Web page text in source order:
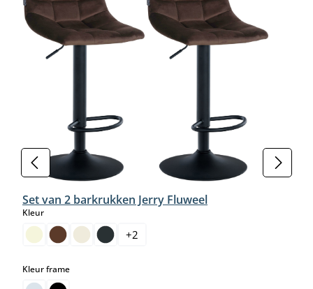
Set van 2 barkrukken Jerry Fluweel
Kleurselect
+2
Kleur frameselect